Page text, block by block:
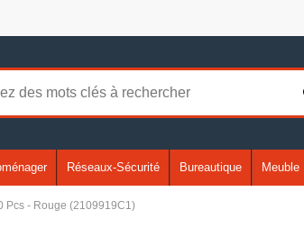
Réseaux-Sécurité Bureautique Meuble
Pcs - Rouge (2109919C1)